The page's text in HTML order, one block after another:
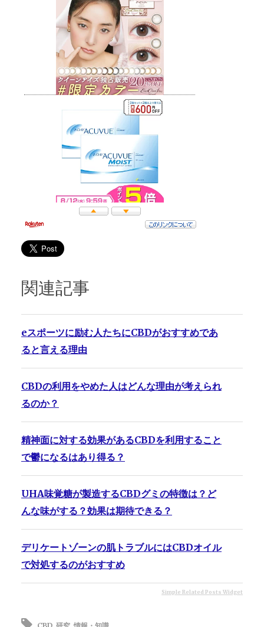
関連記事
eスポーツに励む人たちにCBDがおすすめであ
ると言える理由
CBDの利用をやめた人はどんな理由が考えられ
るのか？
精神面に対する効果があるCBDを利用すること
で鬱になるはあり得る？
UHA味覚糖が製造するCBDグミの特徴は？ど
んな味がする？効果は期待できる？
デリケートゾーンの肌トラブルにはCBDオイル
で対処するのがおすすめ
Simple Related Posts Widget